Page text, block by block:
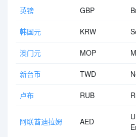
英镑 GBP
韩国元 KRW
澳门元 MOP
新台币 TWD
卢布 RUB
阿联酋迪拉姆 AED